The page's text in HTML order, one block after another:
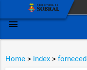
menu
Home > index >